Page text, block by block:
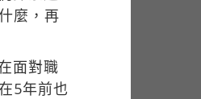
麼，再
面對職
5年前也